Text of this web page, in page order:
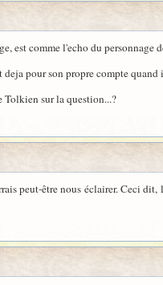
est comme l'echo du
deja pour son propre compte
Tolkien sur la question...?
peut-être nous éclairer. Ceci